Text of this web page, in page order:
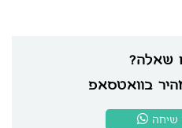
שאלה?
בוואטסאפ
שיחה